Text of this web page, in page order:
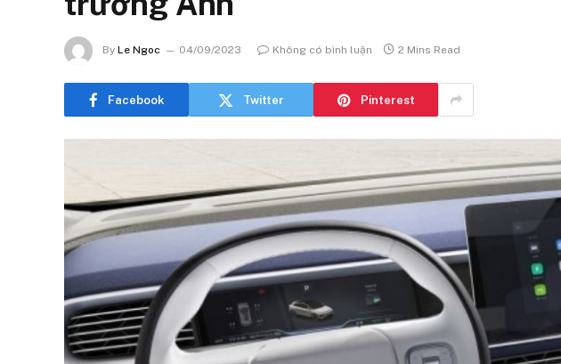
By Le Ngoc 04/09/2023 Không có bình luận 2 Mins Read
Facebook Twitter Pinterest